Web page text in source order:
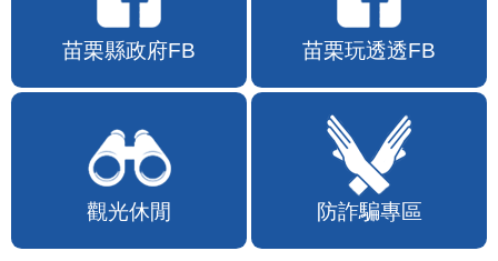
苗栗縣政府FB 苗栗玩透透FB
觀光休閒 防詐騙專區